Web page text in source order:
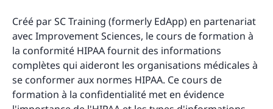
Créé par SC Training (formerly EdApp) en partenariat
avec Improvement Sciences, le cours de formation à
la conformité HIPAA fournit des informations
complètes qui aideront les organisations médicales à
se conformer aux normes HIPAA. Ce cours de
formation à la confidentialité met en évidence